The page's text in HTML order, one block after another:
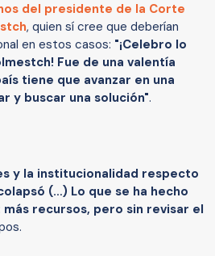
del presidente de la Corte
, quien sí cree que deberían
en estos casos: "¡Celebro lo
Fue de una valentía
tiene que avanzar en una
y buscar una solución".
y la institucionalidad respecto
(…) Lo que se ha hecho
recursos, pero sin revisar el